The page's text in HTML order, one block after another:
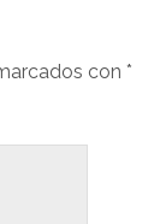
con *